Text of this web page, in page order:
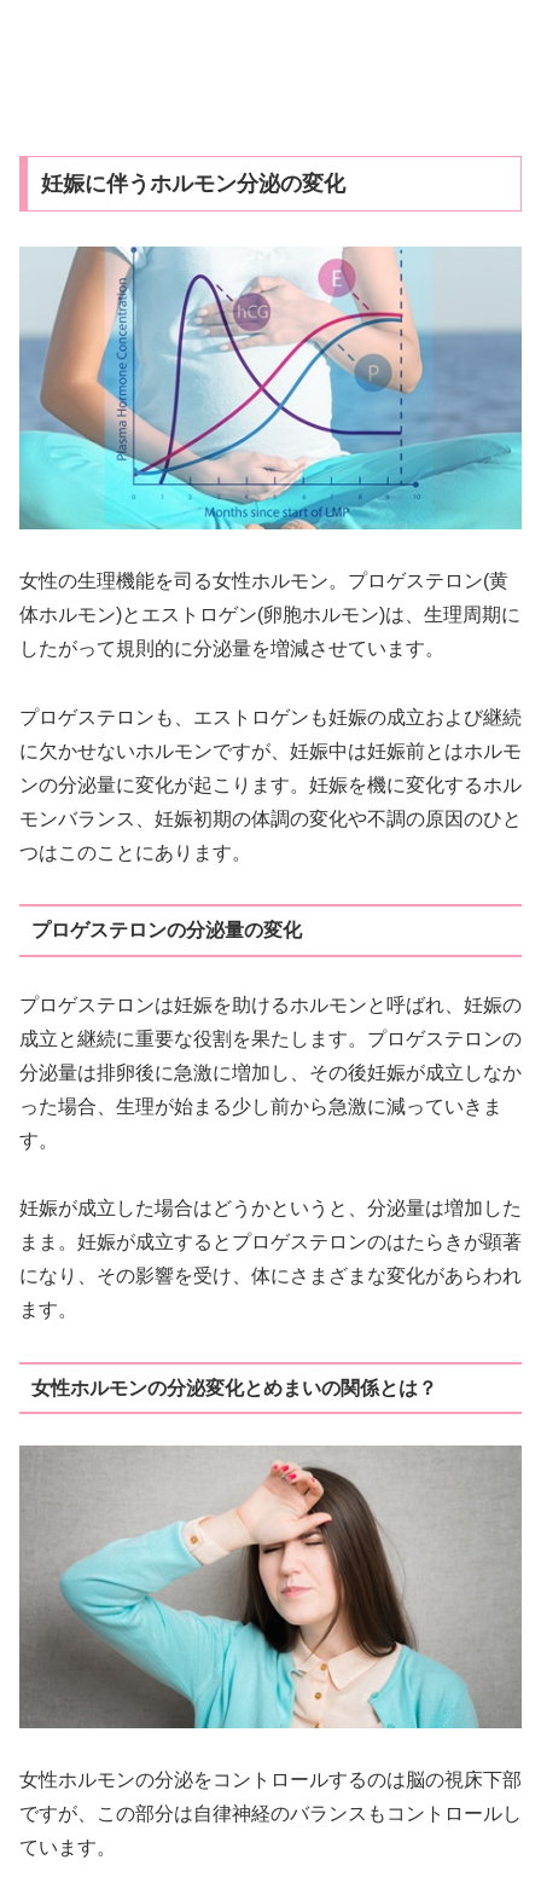
妊娠に伴うホルモン分泌の変化
女性の生理機能を司る女性ホルモン。プロゲステロン(黄
体ホルモン)とエストロゲン(卵胞ホルモン)は、生理周期に
したがって規則的に分泌量を増減させています。
プロゲステロンも、エストロゲンも妊娠の成立および継続
に欠かせないホルモンですが、妊娠中は妊娠前とはホルモ
ンの分泌量に変化が起こります。妊娠を機に変化するホル
モンバランス、妊娠初期の体調の変化や不調の原因のひと
つはこのことにあります。
プロゲステロンの分泌量の変化
プロゲステロンは妊娠を助けるホルモンと呼ばれ、妊娠の
成立と継続に重要な役割を果たします。プロゲステロンの
分泌量は排卵後に急激に増加し、その後妊娠が成立しなか
った場合、生理が始まる少し前から急激に減っていきま
す。
妊娠が成立した場合はどうかというと、分泌量は増加した
まま。妊娠が成立するとプロゲステロンのはたらきが顕著
になり、その影響を受け、体にさまざまな変化があらわれ
ます。
女性ホルモンの分泌変化とめまいの関係とは？
女性ホルモンの分泌をコントロールするのは脳の視床下部
ですが、この部分は自律神経のバランスもコントロールし
ています。